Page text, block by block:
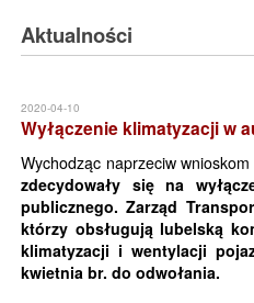
Aktualności
2020-04-10
Wyłączenie klimatyzacji w
Wychodząc naprzeciw
zdecydowały się na
publicznego. Zarząd
którzy obsługują lubelską
klimatyzacji i wentylacji
kwietnia br. do odwołania.